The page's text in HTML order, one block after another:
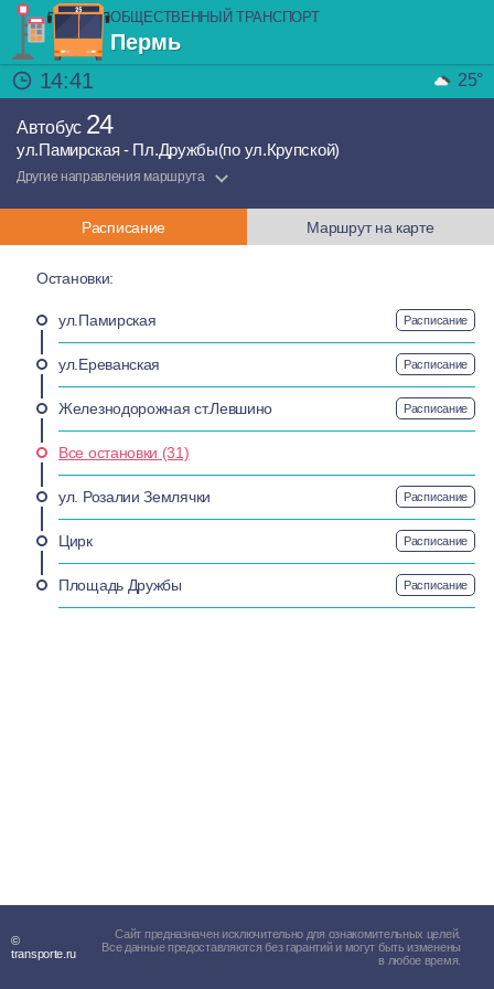
ОБЩЕСТВЕННЫЙ ТРАНСПОРТ
Пермь
14:41
25°
Автобус 24
ул.Памирская - Пл.Дружбы(по ул.Крупской)
Другие направления маршрута
Расписание Маршрут на карте
Остановки:
ул.Памирская Расписание
ул.Ереванская Расписание
Железнодорожная ст.Левшино Расписание
Все остановки (31)
ул. Розалии Землячки Расписание
Цирк Расписание
Площадь Дружбы Расписание
©
transporte.ru
Сайт предназначен исключительно для ознакомительных целей.
Все данные предоставляются без гарантий и могут быть изменены
в любое время.